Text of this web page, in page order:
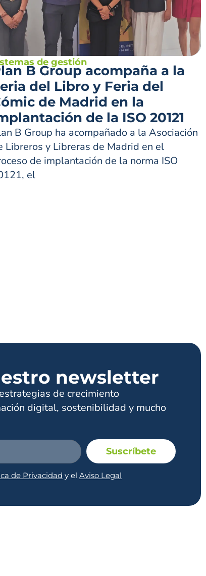
de gestión
B Group acompaña a la
del Libro y Feria del
de Madrid en la
de la ISO 20121
B Group ha acompañado a la Asociación
Libreros y Libreras de Madrid en el
de implantación de la norma ISO
el
newsletter
de crecimiento
digital, sostenibilidad y mucho
de Privacidad y el Aviso Legal
Suscríbete